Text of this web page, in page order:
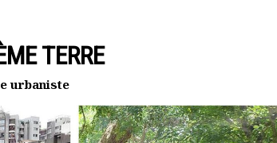
TERRE
urbaniste